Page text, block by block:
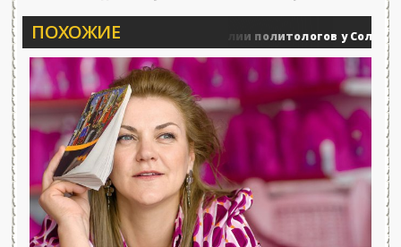
ПОХОЖИЕ
Военные действия Вечерние баталии политологов у Соловьёва